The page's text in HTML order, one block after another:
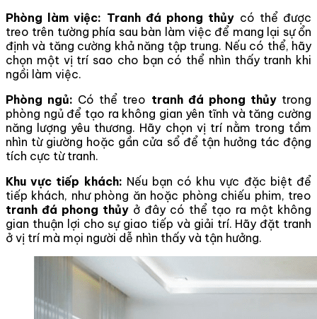
Phòng làm việc: Tranh đá phong thủy có thể được
treo trên tường phía sau bàn làm việc để mang lại sự ổn
định và tăng cường khả năng tập trung. Nếu có thể, hãy
chọn một vị trí sao cho bạn có thể nhìn thấy tranh khi
ngồi làm việc.
Phòng ngủ: Có thể treo tranh đá phong thủy trong
phòng ngủ để tạo ra không gian yên tĩnh và tăng cường
năng lượng yêu thương. Hãy chọn vị trí nằm trong tầm
nhìn từ giường hoặc gần cửa sổ để tận hưởng tác động
tích cực từ tranh.
Khu vực tiếp khách: Nếu bạn có khu vực đặc biệt để
tiếp khách, như phòng ăn hoặc phòng chiếu phim, treo
tranh đá phong thủy ở đây có thể tạo ra một không
gian thuận lợi cho sự giao tiếp và giải trí. Hãy đặt tranh
ở vị trí mà mọi người dễ nhìn thấy và tận hưởng.